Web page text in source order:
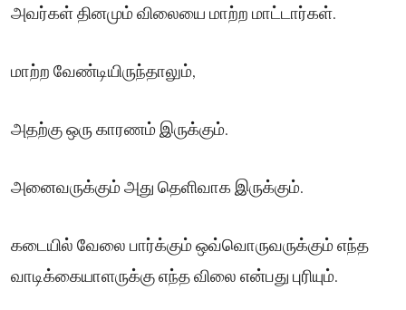
அவர்கள் தினமும் விலையை மாற்ற மாட்டார்கள்.
மாற்ற வேண்டியிருந்தாலும்,
அதற்கு ஒரு காரணம் இருக்கும்.
அனைவருக்கும் அது தெளிவாக இருக்கும்.
கடையில் வேலை பார்க்கும் ஒவ்வொருவருக்கும் எந்த
வாடிக்கையாளருக்கு எந்த விலை என்பது புரியும்.